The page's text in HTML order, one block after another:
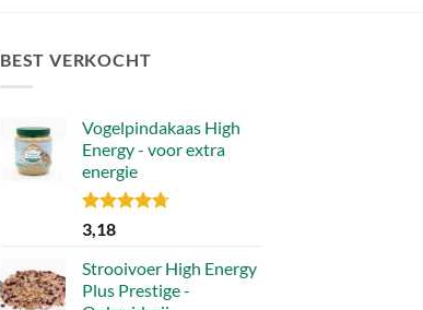
meerdere
optie
kan
gekozen
worden
productpagina
BEST VERKOCHT
Vogelpindakaas High
Energy - voor extra
energie
Gewaardeerd
4.70
3,18
Strooivoer High Energy
Plus Prestige -